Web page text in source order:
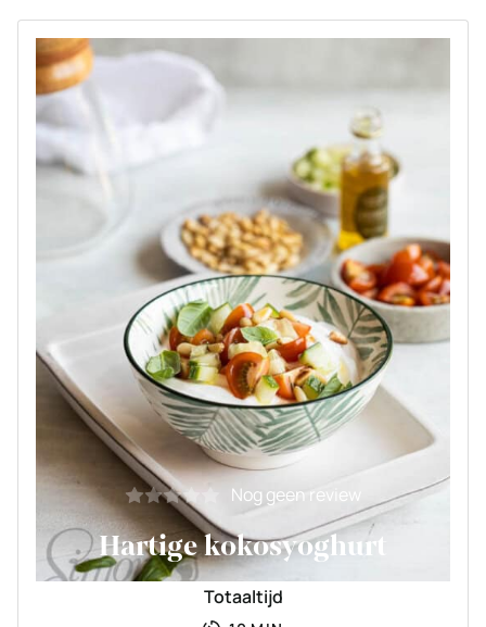
Nog geen review
Hartige kokosyoghurt
Totaaltijd